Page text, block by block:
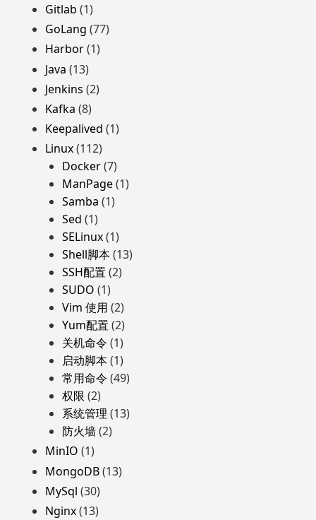
Gitlab (1)
GoLang (77)
Harbor(1)
Java (13)
Jenkins (2)
Kafka (8)
Keepalived (1)
Linux(112)
Docker(7)
ManPage(1)
Samba (1)
Sed (1)
SELinux(1)
Shell脚本(13)
SSH配置 (2)
SUDO (1)
Vim 使用 (2)
Yum配置 (2)
关机命令 (1)
启动脚本(1)
常用命令 (49)
权限 (2)
系统管理 (13)
防火墙(2)
MinIO (1)
MongoDB(13)
MySql (30)
Nginx(13)